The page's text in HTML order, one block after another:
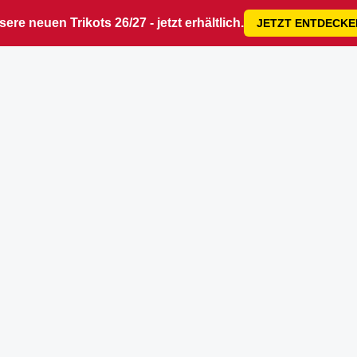
neuen Trikots 26/27 - jetzt erhältlich. JETZT